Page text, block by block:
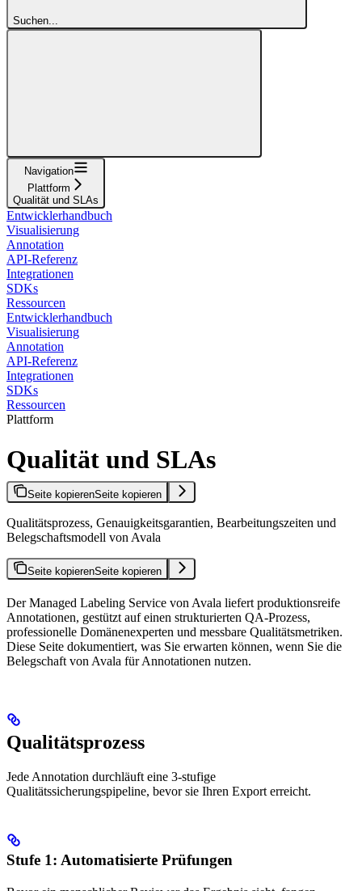
Suchen...
Navigation
Plattform
Qualität und SLAs
Entwicklerhandbuch
Visualisierung
Annotation
API-Referenz
Integrationen
SDKs
Ressourcen
Entwicklerhandbuch
Visualisierung
Annotation
API-Referenz
Integrationen
SDKs
Ressourcen
Plattform
Qualität und SLAs
Seite kopierenSeite kopieren
Qualitätsprozess, Genauigkeitsgarantien, Bearbeitungszeiten und
Belegschaftsmodell von Avala
Seite kopierenSeite kopieren
Der Managed Labeling Service von Avala liefert produktionsreife
Annotationen, gestützt auf einen strukturierten QA-Prozess,
professionelle Domänenexperten und messbare Qualitätsmetriken.
Diese Seite dokumentiert, was Sie erwarten können, wenn Sie die
Belegschaft von Avala für Annotationen nutzen.
Qualitätsprozess
Jede Annotation durchläuft eine 3-stufige
Qualitätssicherungspipeline, bevor sie Ihren Export erreicht.
Stufe 1: Automatisierte Prüfungen